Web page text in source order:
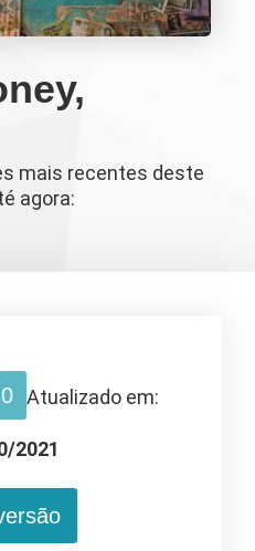
mais recentes deste
agora:
Atualizado em:
2021